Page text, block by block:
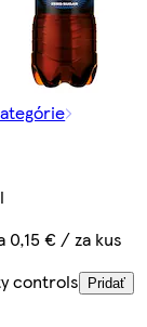
0,15 € / za kus
controls
Pridať